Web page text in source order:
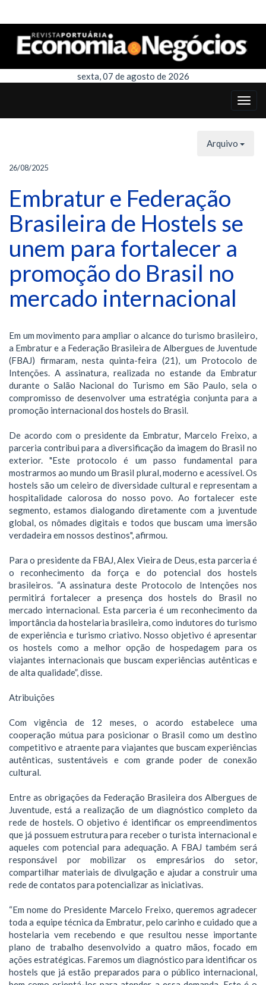
sexta, 07 de agosto de 2026
Arquivo
26/08/2025
Embratur e Federação
Brasileira de Hostels se
unem para fortalecer a
promoção do Brasil no
mercado internacional
Em um movimento para ampliar o alcance do turismo brasileiro,
a Embratur e a Federação Brasileira de Albergues de Juventude
(FBAJ) firmaram, nesta quinta-feira (21), um Protocolo de
Intenções. A assinatura, realizada no estande da Embratur
durante o Salão Nacional do Turismo em São Paulo, sela o
compromisso de desenvolver uma estratégia conjunta para a
promoção internacional dos hostels do Brasil.
De acordo com o presidente da Embratur, Marcelo Freixo, a
parceria contribui para a diversificação da imagem do Brasil no
exterior. "Este protocolo é um passo fundamental para
mostrarmos ao mundo um Brasil plural, moderno e acessível. Os
hostels são um celeiro de diversidade cultural e representam a
hospitalidade calorosa do nosso povo. Ao fortalecer este
segmento, estamos dialogando diretamente com a juventude
global, os nômades digitais e todos que buscam uma imersão
verdadeira em nossos destinos", afirmou.
Para o presidente da FBAJ, Alex Vieira de Deus, esta parceria é
o reconhecimento da força e do potencial dos hostels
brasileiros. “A assinatura deste Protocolo de Intenções nos
permitirá fortalecer a presença dos hostels do Brasil no
mercado internacional. Esta parceria é um reconhecimento da
importância da hostelaria brasileira, como indutores do turismo
de experiência e turismo criativo. Nosso objetivo é apresentar
os hostels como a melhor opção de hospedagem para os
viajantes internacionais que buscam experiências autênticas e
de alta qualidade”, disse.
Atribuições
Com vigência de 12 meses, o acordo estabelece uma
cooperação mútua para posicionar o Brasil como um destino
competitivo e atraente para viajantes que buscam experiências
autênticas, sustentáveis e com grande poder de conexão
cultural.
Entre as obrigações da Federação Brasileira dos Albergues de
Juventude, está a realização de um diagnóstico completo da
rede de hostels. O objetivo é identificar os empreendimentos
que já possuem estrutura para receber o turista internacional e
aqueles com potencial para adequação. A FBAJ também será
responsável por mobilizar os empresários do setor,
compartilhar materiais de divulgação e ajudar a construir uma
rede de contatos para potencializar as iniciativas.
“Em nome do Presidente Marcelo Freixo, queremos agradecer
toda a equipe técnica da Embratur, pelo carinho e cuidado que a
hostelaria vem recebendo e que resultou nesse importante
plano de trabalho desenvolvido a quatro mãos, focado em
ações estratégicas. Faremos um diagnóstico para identificar os
hostels que já estão preparados para o público internacional,